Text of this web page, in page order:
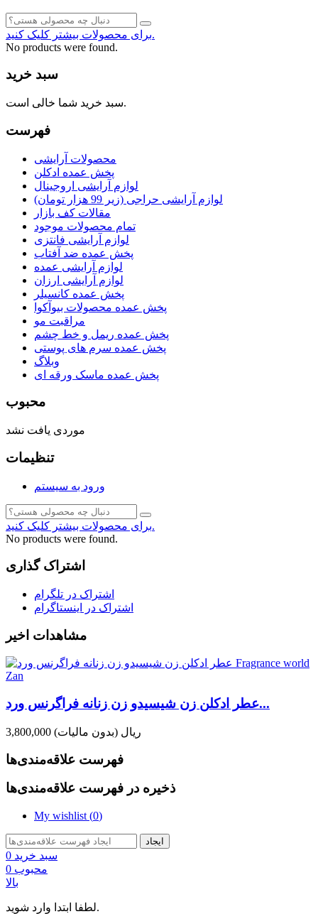
برای محصولات بیشتر کلیک کنید.
No products were found.
سبد خرید
سبد خرید شما خالی است.
فهرست
محصولات آرایشی
پخش عمده ادکلن
لوازم آرایشی اروجینال
لوازم آرایشی حراجی (زیر 99 هزار تومان)
مقالات کف بازار
تمام محصولات موجود
لوازم آرایشی فانتزی
پخش عمده ضد آفتاب
لوازم آرایشی عمده
لوازم آرایشی ارزان
پخش عمده کانسیلر
پخش عمده محصولات بیوآکوا
مراقبت مو
پخش عمده ریمل و خط چشم
پخش عمده سرم های پوستی
وبلاگ
پخش عمده ماسک ورقه ای
محبوب
موردی یافت نشد
تنظیمات
ورود به سیستم
برای محصولات بیشتر کلیک کنید.
No products were found.
اشتراک گذاری
اشتراک در تلگرام
اشتراک در اینستاگرام
مشاهدات اخیر
عطر ادکلن زن شیسیدو زن زنانه فراگرنس ورد...
3,800,000 ریال (بدون مالیات)
فهرست علاقه‌مندی‌ها
ذخیره در فهرست علاقه‌مندی‌ها
My wishlist (0)
ایجاد
سبد خرید 0
محبوب 0
بالا
لطفا ابتدا وارد شوید.